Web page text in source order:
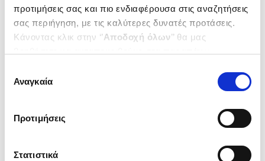
προτιμήσεις σας και πιο ενδιαφέρουσα στις αναζητήσεις
σας περιήγηση, με τις καλύτερες δυνατές προτάσεις.
Κάνοντας κλικ στην ‘’Αποδοχή όλων’’ θα μας
ενδιαφέρουν και να επιλέξετε από τα παρακάτω με την
΄΄και να ενημερωθείτε σχετικά με
συγκατάθεσης
Αναγκαία
Προτιμήσεις
Στατιστικά